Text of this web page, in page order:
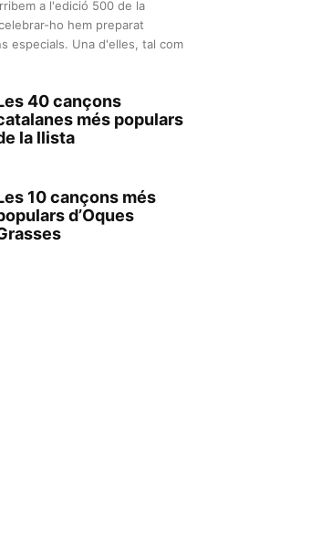
a l'edició 500 de la
ho hem preparat
especials. Una d'elles, tal com
40 cançons
més populars
la llista
10 cançons més
d’Oques